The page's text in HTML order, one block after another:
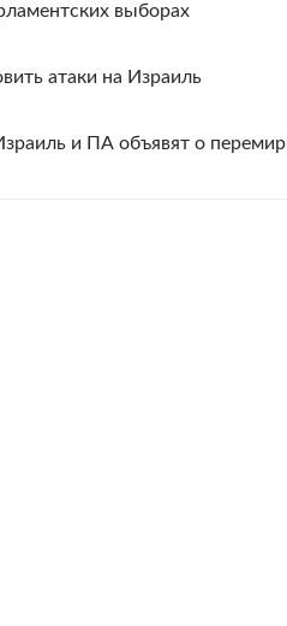
выборах
атаки на Израиль
и ПА объявят о